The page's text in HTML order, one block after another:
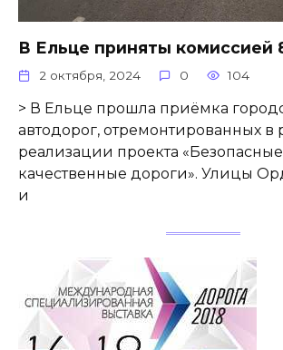
В Ельце приняты комиссией
2 октября, 2024 0 104
> В Ельце прошла приёмка
автодорог, отремонтированных в
реализации проекта
качественные дороги». Улицы
и